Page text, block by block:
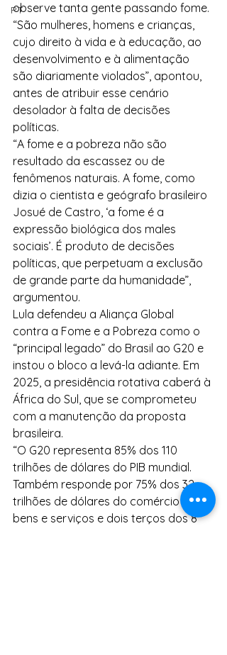
PT
observe tanta gente passando fome.
“São mulheres, homens e crianças,
cujo direito à vida e à educação, ao
desenvolvimento e à alimentação
são diariamente violados”, apontou,
antes de atribuir esse cenário
desolador à falta de decisões
políticas.
“A fome e a pobreza não são
resultado da escassez ou de
fenômenos naturais. A fome, como
dizia o cientista e geógrafo brasileiro
Josué de Castro, ‘a fome é a
expressão biológica dos males
sociais’. É produto de decisões
políticas, que perpetuam a exclusão
de grande parte da humanidade”,
argumentou.
Lula defendeu a Aliança Global
contra a Fome e a Pobreza como o
“principal legado” do Brasil ao G20 e
instou o bloco a levá-la adiante. Em
2025, a presidência rotativa caberá à
África do Sul, que se comprometeu
com a manutenção da proposta
brasileira.
“O G20 representa 85% dos 110
trilhões de dólares do PIB mundial.
Também responde por 75% dos 32
trilhões de dólares do comércio de
bens e serviços e dois terços dos 8